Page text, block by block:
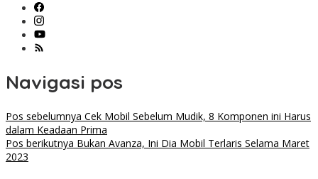
Navigasi pos
Pos sebelumnya Cek Mobil Sebelum Mudik, 8 Komponen ini Harus
dalam Keadaan Prima
Pos berikutnya Bukan Avanza, Ini Dia Mobil Terlaris Selama Maret
2023